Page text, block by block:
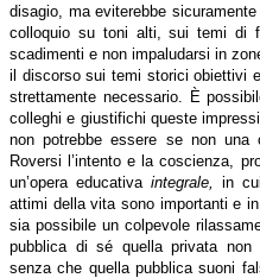
disagio, ma eviterebbe
colloquio su toni alti, sui temi di
scadimenti e non impaludarsi in
il discorso sui temi storici obiettivi
strettamente necessario. È
colleghi e giustifichi queste
non potrebbe essere se non una
Roversi l’intento e la coscienza,
un’opera educativaintegrale,
in
attimi della vita sono importanti e
sia possibile un colpevole
pubblica di sé quella privata non
senza che quella pubblica suoni